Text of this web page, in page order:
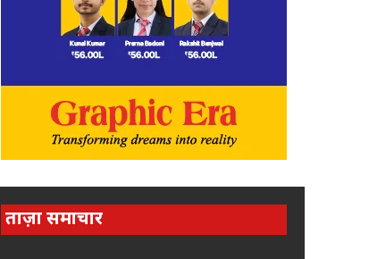
ताज़ा समाचार